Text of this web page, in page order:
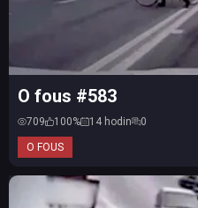
O FOUS
O fous #583
709 100% 14 hodin 0